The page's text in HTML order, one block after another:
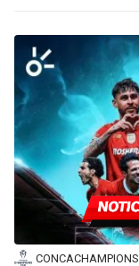
CONCACHAMPIONS